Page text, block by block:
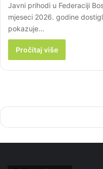
Javni prihodi u Federaciji
mjeseci 2026. godine
pokazuje…
Pročitaj više